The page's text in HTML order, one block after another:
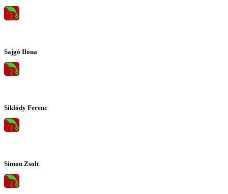
Sajgó Ilona
Siklódy Ferenc
Simon Zsolt